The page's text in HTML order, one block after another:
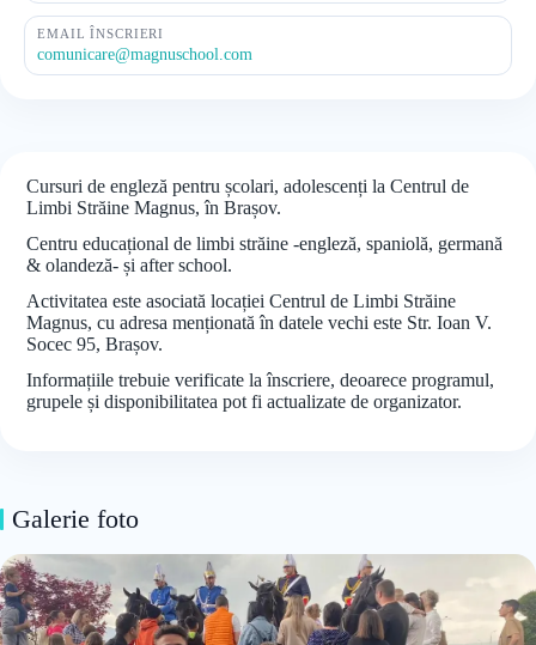
EMAIL ÎNSCRIERI
comunicare@magnuschool.com
Cursuri de engleză pentru școlari, adolescenți la Centrul de
Limbi Străine Magnus, în Brașov.
Centru educațional de limbi străine -engleză, spaniolă, germană
& olandeză- și after school.
Activitatea este asociată locației Centrul de Limbi Străine
Magnus, cu adresa menționată în datele vechi este Str. Ioan V.
Socec 95, Brașov.
Informațiile trebuie verificate la înscriere, deoarece programul,
grupele și disponibilitatea pot fi actualizate de organizator.
Galerie foto